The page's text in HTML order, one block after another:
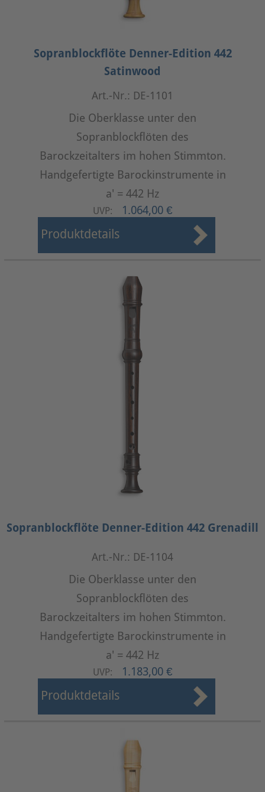
Sopranblockflöte Denner-Edition 442
Satinwood
Art.-Nr.: DE-1101
Die Oberklasse unter den
Sopranblockflöten des
Barockzeitalters im hohen Stimmton.
Handgefertigte Barockinstrumente in
a' = 442 Hz
UVP: 1.064,00 €
Produktdetails
Sopranblockflöte Denner-Edition 442 Grenadill
Art.-Nr.: DE-1104
Die Oberklasse unter den
Sopranblockflöten des
Barockzeitalters im hohen Stimmton.
Handgefertigte Barockinstrumente in
a' = 442 Hz
UVP: 1.183,00 €
Produktdetails